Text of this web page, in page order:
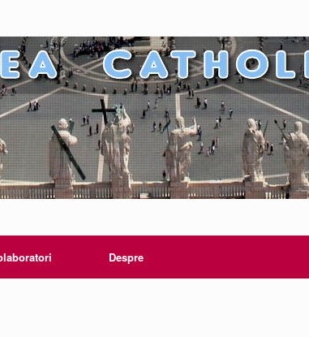
Despre